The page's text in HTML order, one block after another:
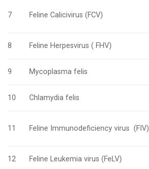
7 Feline Calicivirus (FCV)
8 Feline Herpesvirus ( FHV)
9 Mycoplasma felis
10 Chlamydia felis
11 Feline Immunodeficiency virus (FIV)
12 Feline Leukemia virus (FeLV)